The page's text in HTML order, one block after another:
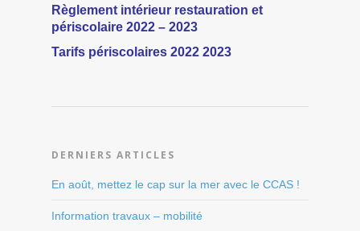
Règlement intérieur restauration et
périscolaire 2022 – 2023
Tarifs périscolaires 2022 2023
DERNIERS ARTICLES
En août, mettez le cap sur la mer avec le CCAS !
Information travaux – mobilité